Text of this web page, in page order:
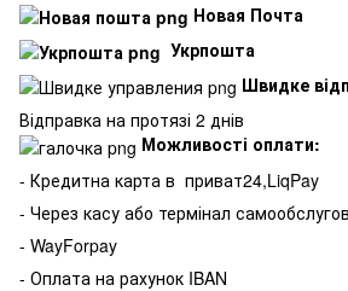
Новая Почта
Укрпошта
Швидке
Відправка на протязі 2 днів
Можливості оплати:
- Кредитна карта в приват24,LiqPay
- Через касу або термінал
- WayForpay
- Оплата на рахунок IBAN